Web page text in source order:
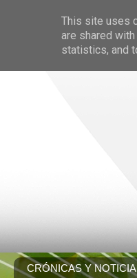
CRÓNICAS Y
This site uses
are shared
statistics, and